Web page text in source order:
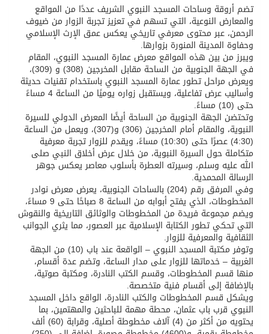
تضم أروقة وساحات المسجد النبوي الشريف عددًا من المواقع
والمعارض النوعية، التي تسهم في تعزيز تجربة الزوار من ضيوف
الرحمن، عبر محتوى معرفي تاريخي يعكس عمق الإرث الإسلامي
وحفاوة المدينة المنورة بزوارها.
ويبرز من بين هذه المواقع معرض عمارة المسجد النبوي، المقام
في الجهة الجنوبية من الساحة مقابل المخرجين (308) و (309)،
ويعرض مراحل تطور عمارة المسجد النبوي باستخدام تقنيات حديثة
وأساليب عرض تفاعلية، ويستقبل زواره يوميًا من الساعة 4 مساءً
حتى (10) مساءً.
وتحتضن الجهة الجنوبية من الساحة أيضًا المعرض الدولي للسيرة
النبوية، والمقام أمام المخرجين (306) و(307)، ويعمل من الساعة
(4:30) عصرًا حتى (10:30) مساءً، ويقدم للزوار تجربة معرفية
متكاملة حول السيرة النبوية، من خلال عرض أخلاق النبي صلى
الله عليه وسلم، وسيرته العطرة بأسلوب معاصر يعكس جوهر
الرسالة المحمدية.
وفي المرفق رقم (204) بالساحات الجنوبية، يعرض معرض نوادر
المخطوطات، الذي يفتح أبوابه من الساعة 8 صباحًا حتى 9 مساءً،
ويضم مجموعة فريدة من المخطوطات والوثائق التاريخية والنقوش
التي تحكي تطور الكتابة الإسلامية عبر العصور، مما يثري الجوانب
الثقافية والمعرفية للزوار.
وتوفر مكتبة المسجد النبوي – الواقعة عند باب (10) من الجهة
الغربية – خدماتها للزوار على مدار الساعة، وتضم عدة أقسام،
منها قسم المخطوطات، وقسم الكتب النادرة، ومكتبة صوتية،
بالإضافة إلى أقسام فنية متخصصة.
ويشكل قسم المخطوطات والكتب النادرة، الواقع داخل المسجد
النبوي قرب باب عثمان، محطة مهمة للباحثين والمهتمين، بما
يحتويه من أكثر من (4) آلاف مخطوطة أصلية، وقرابة (60) ألف